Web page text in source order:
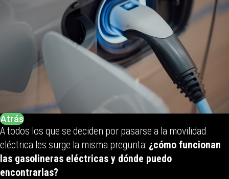
Atrás
A todos los que se deciden por pasarse a la movilidad
eléctrica les surge la misma pregunta: ¿cómo funcionan
las gasolineras eléctricas y dónde puedo
encontrarlas?